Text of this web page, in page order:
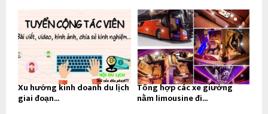
Xu hướng kinh doanh du lịch
giai đoạn...
Tổng hợp các xe giường
nằm limousine đi...